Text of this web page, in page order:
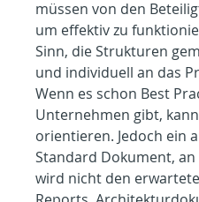
müssen von den
um effektiv zu
Sinn, die Strukturen
und individuell an das
Wenn es schon Best
Unternehmen gibt,
orientieren. Jedoch ein
Standard Dokument,
wird nicht den